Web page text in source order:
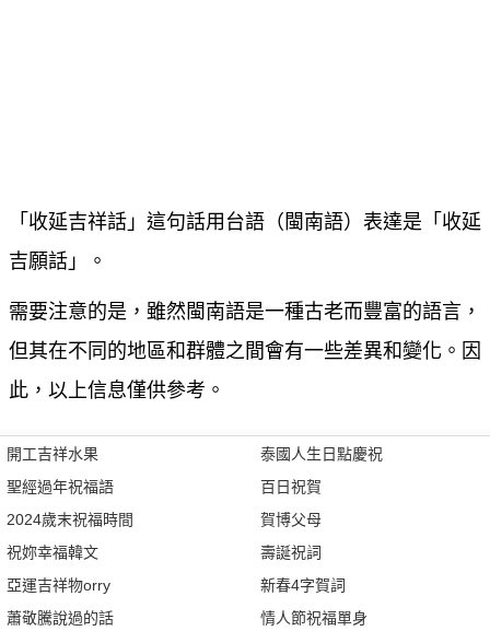
「收延吉祥話」這句話用台語（閩南語）表達是「收延
吉願話」。
需要注意的是，雖然閩南語是一種古老而豐富的語言，
但其在不同的地區和群體之間會有一些差異和變化。因
此，以上信息僅供參考。
開工吉祥水果
聖經過年祝福語
2024歲末祝福時間
祝妳幸福韓文
亞運吉祥物orry
蕭敬騰說過的話
泰國人生日點慶祝
百日祝賀
賀博父母
壽誕祝詞
新春4字賀詞
情人節祝福單身